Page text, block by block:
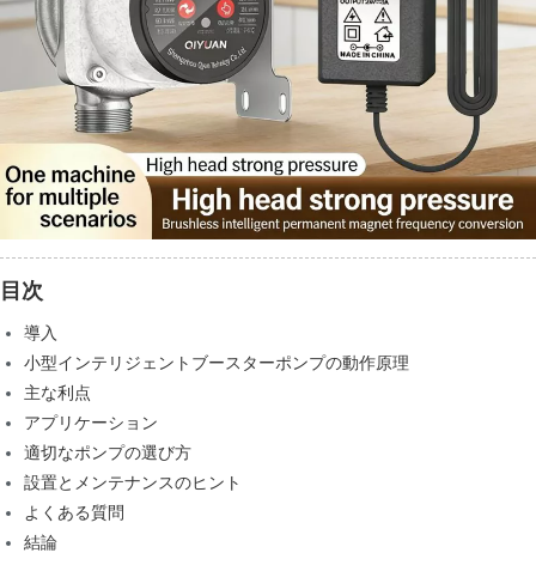
目次
導入
小型インテリジェントブースターポンプの動作原理
主な利点
アプリケーション
適切なポンプの選び方
設置とメンテナンスのヒント
よくある質問
結論